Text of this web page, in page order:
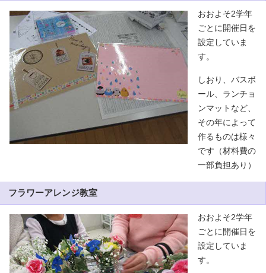
おおよそ2学年
ごとに開催日を
設定していま
す。
しおり、バスボ
ール、ランチョ
ンマットなど、
その年によって
作るものは様々
です（材料費の
一部負担あり）
フラワーアレンジ教室
おおよそ2学年
ごとに開催日を
設定していま
す。